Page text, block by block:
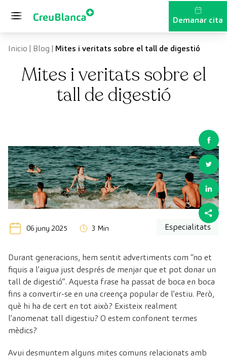
Demanar cita
Inicio | Blog | Mites i veritats sobre el tall de digestió
Mites i veritats sobre el
tall de digestió
06 juny 2025 3 Min Especialitats
Durant generacions, hem sentit advertiments com “no et
fiquis a l’aigua just després de menjar que et pot donar un
tall de digestió”. Aquesta frase ha passat de boca en boca
fins a convertir-se en una creença popular de l’estiu. Però,
què hi ha de cert en tot això? Existeix realment
l’anomenat tall digestiu? O estem confonent termes
mèdics?
Avui desmuntem alguns mites comuns relacionats amb